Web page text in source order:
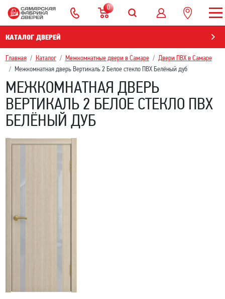
0
КАТАЛОГ ДВЕРЕЙ
Главная Каталог Межкомнатные двери в Самаре
Двери ПВХ в Самаре
Межкомнатная дверь Вертикаль 2 Белое стекло ПВХ Белёный дуб
МЕЖКОМНАТНАЯ ДВЕРЬ
ВЕРТИКАЛЬ 2 БЕЛОЕ СТЕКЛО ПВХ
БЕЛЁНЫЙ ДУБ